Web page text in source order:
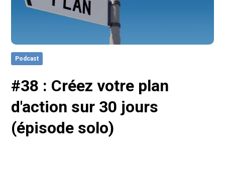
Podcast
#38 : Créez votre plan
d'action sur 30 jours
(épisode solo)